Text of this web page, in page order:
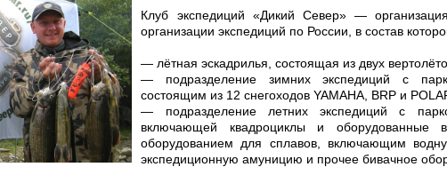
Клуб экспедиций «Дикий Север» —
организации экспедиций по России, в состав
— лётная эскадрилья, состоящая из двух
— подразделение зимних экспедиций с
состоящим из 12 снегоходов YAMAHA, BRP и
— подразделение летних экспедиций с
включающей квадроциклы и оборудованные
оборудованием для сплавов, включающим
экспедиционную амуницию и прочее бивачное